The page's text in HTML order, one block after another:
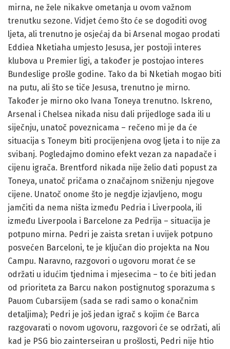
mirna, ne žele nikakve ometanja u ovom važnom
trenutku sezone. Vidjet ćemo što će se dogoditi ovog
ljeta, ali trenutno je osjećaj da bi Arsenal mogao prodati
Eddiea Nketiaha umjesto Jesusa, jer postoji interes
klubova u Premier ligi, a također je postojao interes
Bundeslige prošle godine. Tako da bi Nketiah mogao biti
na putu, ali što se tiče Jesusa, trenutno je mirno.
Također je mirno oko Ivana Toneya trenutno. Iskreno,
Arsenal i Chelsea nikada nisu dali prijedloge sada ili u
siječnju, unatoč poveznicama – rečeno mi je da će
situacija s Toneym biti procijenjena ovog ljeta i to nije za
svibanj. Pogledajmo domino efekt vezan za napadače i
cijenu igrača. Brentford nikada nije želio dati popust za
Toneya, unatoč pričama o značajnom sniženju njegove
cijene. Unatoč onome što je negdje izjavljeno, mogu
jamčiti da nema ništa između Pedria i Liverpoola, ili
između Liverpoola i Barcelone za Pedrija – situacija je
potpuno mirna. Pedri je zaista sretan i uvijek potpuno
posvećen Barceloni, te je ključan dio projekta na Nou
Campu. Naravno, razgovori o ugovoru morat će se
održati u idućim tjednima i mjesecima – to će biti jedan
od prioriteta za Barcu nakon postignutog sporazuma s
Pauom Cubarsijem (sada se radi samo o konačnim
detaljima); Pedri je još jedan igrač s kojim će Barca
razgovarati o novom ugovoru, razgovori će se održati, ali
kad je PSG bio zainterseiran u prošlosti, Pedri nije htio